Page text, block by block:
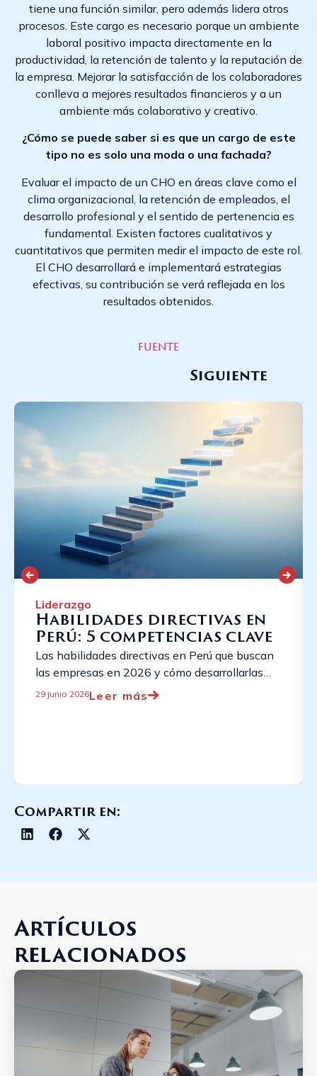
tiene una función similar, pero además lidera otros
procesos. Este cargo es necesario porque un ambiente
laboral positivo impacta directamente en la
productividad, la retención de talento y la reputación de
la empresa. Mejorar la satisfacción de los colaboradores
conlleva a mejores resultados financieros y a un
ambiente más colaborativo y creativo.
¿Cómo se puede saber si es que un cargo de este
tipo no es solo una moda o una fachada?
Evaluar el impacto de un CHO en áreas clave como el
clima organizacional, la retención de empleados, el
desarrollo profesional y el sentido de pertenencia es
fundamental. Existen factores cualitativos y
cuantitativos que permiten medir el impacto de este rol.
El CHO desarrollará e implementará estrategias
efectivas, su contribución se verá reflejada en los
resultados obtenidos.
fuente
Siguiente
Liderazgo
Habilidades directivas en
Perú: 5 competencias clave
Las habilidades directivas en Perú que buscan
las empresas en 2026 y cómo desarrollarlas
con el Leadership Program de Cornerstone.
29 junio 2026Leer más
Compartir en:
Artículos
relacionados